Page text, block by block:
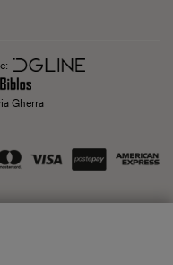
Gherra